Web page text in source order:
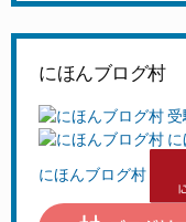
にほんブログ村
にほんブログ村